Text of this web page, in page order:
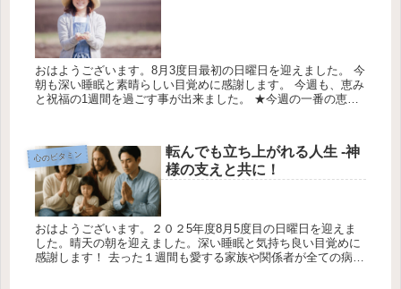
おはようございます。8月3度目最初の日曜日を迎えました。 今
朝も深い睡眠と素晴らしい目覚めに感謝します。 今週も、恵み
と祝福の1週間を過ごす事が出来ました。 ★今週の一番の恵み
心のビタミン
転んでも立ち上がれる人生 -神
様の支えと共に！
おはようございます。２０２5年度8月5度目の日曜日を迎えま
した。晴天の朝を迎えました。深い睡眠と気持ち良い目覚めに
感謝します！ 去った１週間も愛する家族や関係者が全ての病気